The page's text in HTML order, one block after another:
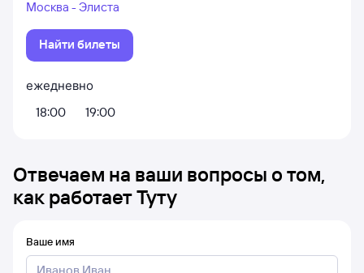
Москва - Элиста
Найти билеты
ежедневно
18:00
19:00
Отвечаем на ваши вопросы о том,
как работает Туту
Ваше имя